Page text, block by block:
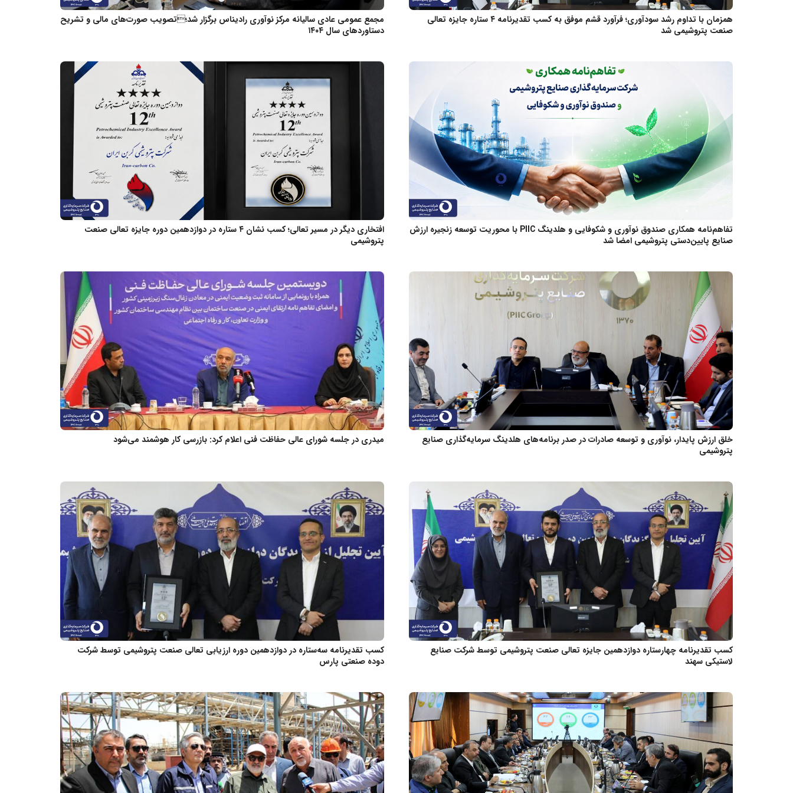
همزمان با تداوم رشد سودآوری؛ فرآورد قشم موفق به کسب تقدیرنامه ۴ ستاره جایزه تعالی
صنعت پتروشیمی شد
مجمع عمومی عادی سالیانه مرکز نوآوری رادیناس برگزار شد؛تصویب صورت‌های مالی و تشریح
دستاوردهای سال ۱۴۰۴
تفاهم‌نامه همکاری صندوق نوآوری و شکوفایی و هلدینگ PIIC با محوریت توسعه زنجیره ارزش
صنایع پایین‌دستی پتروشیمی امضا شد
افتخاری دیگر در مسیر تعالی؛ کسب نشان ۴ ستاره در دوازدهمین دوره جایزه تعالی صنعت
پتروشیمی
خلق ارزش پایدار، نوآوری و توسعه صادرات در صدر برنامه‌های هلدینگ سرمایه‌گذاری صنایع
پتروشیمی
میدری در جلسه شورای عالی حفاظت فنی اعلام کرد: بازرسی کار هوشمند می‌شود
کسب تقدیرنامه چهارستاره دوازدهمین جایزه تعالی صنعت پتروشیمی توسط شرکت صنایع
لاستیکی سهند
کسب تقدیرنامه سه‌ستاره در دوازدهمین دوره ارزیابی تعالی صنعت پتروشیمی توسط شرکت
دوده صنعتی پارس